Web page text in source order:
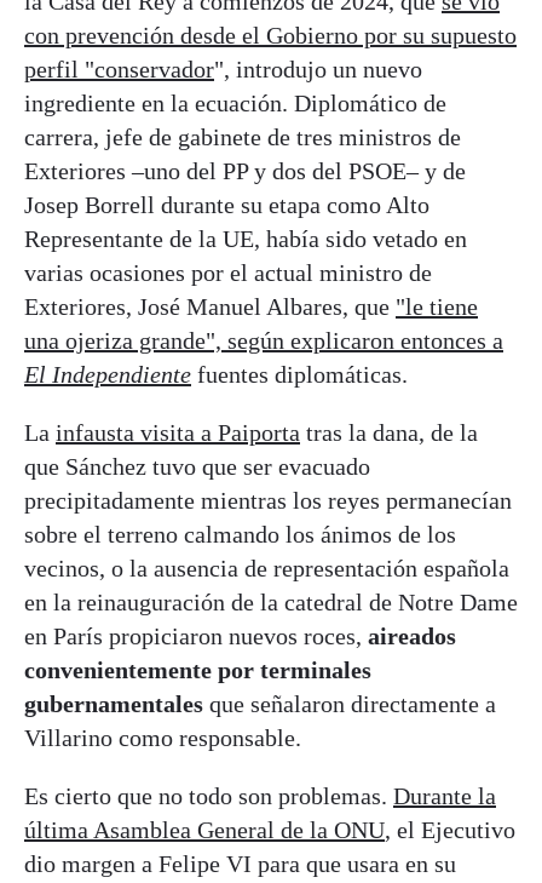
con prevención desde el Gobierno por su supuesto
perfil "conservador", introdujo un nuevo
ingrediente en la ecuación. Diplomático de
carrera, jefe de gabinete de tres ministros de
Exteriores –uno del PP y dos del PSOE– y de
Josep Borrell durante su etapa como Alto
Representante de la UE, había sido vetado en
varias ocasiones por el actual ministro de
Exteriores, José Manuel Albares, que "le tiene
una ojeriza grande", según explicaron entonces a
El Independiente fuentes diplomáticas.
La infausta visita a Paiporta tras la dana, de la
que Sánchez tuvo que ser evacuado
precipitadamente mientras los reyes permanecían
sobre el terreno calmando los ánimos de los
vecinos, o la ausencia de representación española
en la reinauguración de la catedral de Notre Dame
en París propiciaron nuevos roces, aireados
convenientemente por terminales
gubernamentales que señalaron directamente a
Villarino como responsable.
Es cierto que no todo son problemas. Durante la
última Asamblea General de la ONU, el Ejecutivo
dio margen a Felipe VI para que usara en su